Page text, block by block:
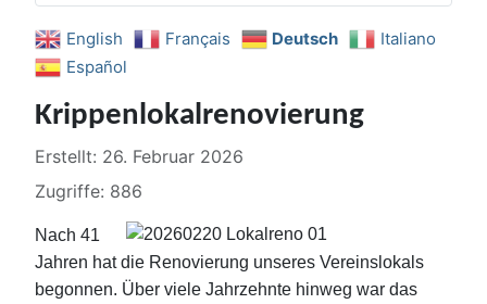
English Français Deutsch
Italiano
Español
Krippenlokalrenovierung
Details
Erstellt: 26. Februar 2026
Zugriffe: 886
Nach 41
Jahren hat die Renovierung unseres Vereinslokals
begonnen. Über viele Jahrzehnte hinweg war das